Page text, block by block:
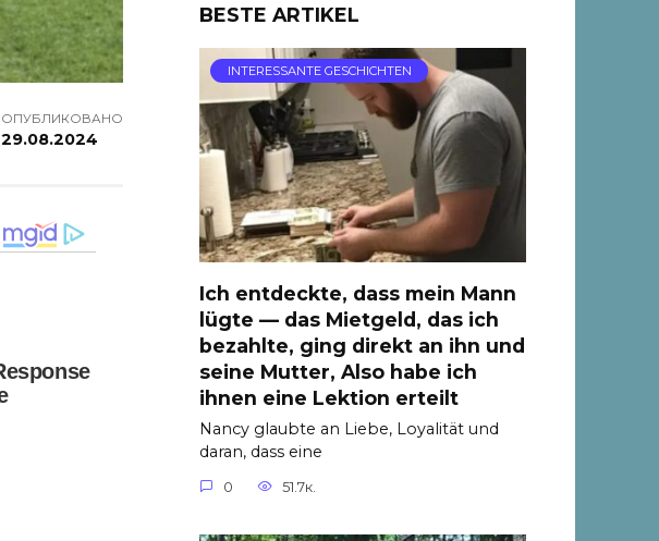
ОПУБЛИКОВАНО
29.08.2024
BESTE ARTIKEL
INTERESSANTE GESCHICHTEN
Ich entdeckte, dass mein Mann
lügte — das Mietgeld, das ich
bezahlte, ging direkt an ihn und
seine Mutter, Also habe ich
ihnen eine Lektion erteilt
Nancy glaubte an Liebe, Loyalität und
daran, dass eine
0 51.7к.